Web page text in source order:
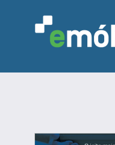
INDÚSTRIA